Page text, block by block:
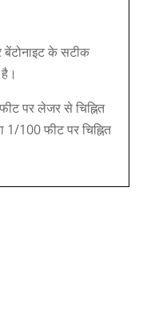
बेंटोनाइट के सटीक
पर लेजर से चिह्नित
1/100 फीट पर चिह्नित